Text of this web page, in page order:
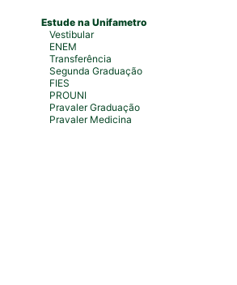
Estude na Unifametro
Vestibular
ENEM
Transferência
Segunda Graduação
FIES
PROUNI
Pravaler Graduação
Pravaler Medicina